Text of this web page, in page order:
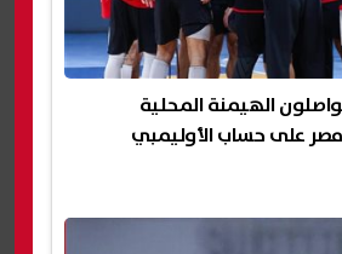
الهيمنة المحلية
على حساب الأوليمبي